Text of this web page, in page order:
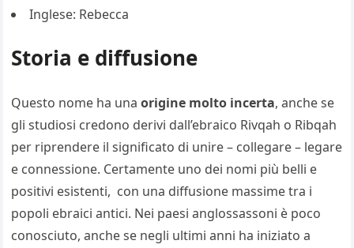
Inglese: Rebecca
Storia e diffusione
Questo nome ha unaorigine molto incerta, anche se
gli studiosi credono derivi dall’ebraico Rivqah o Ribqah
per riprendere il significato di unire – collegare – legare
e connessione. Certamente uno dei nomi più belli e
positivi esistenti, con una diffusione massime tra i
popoli ebraici antici. Nei paesi anglossassoni è poco
conosciuto, anche se negli ultimi anni ha iniziato a